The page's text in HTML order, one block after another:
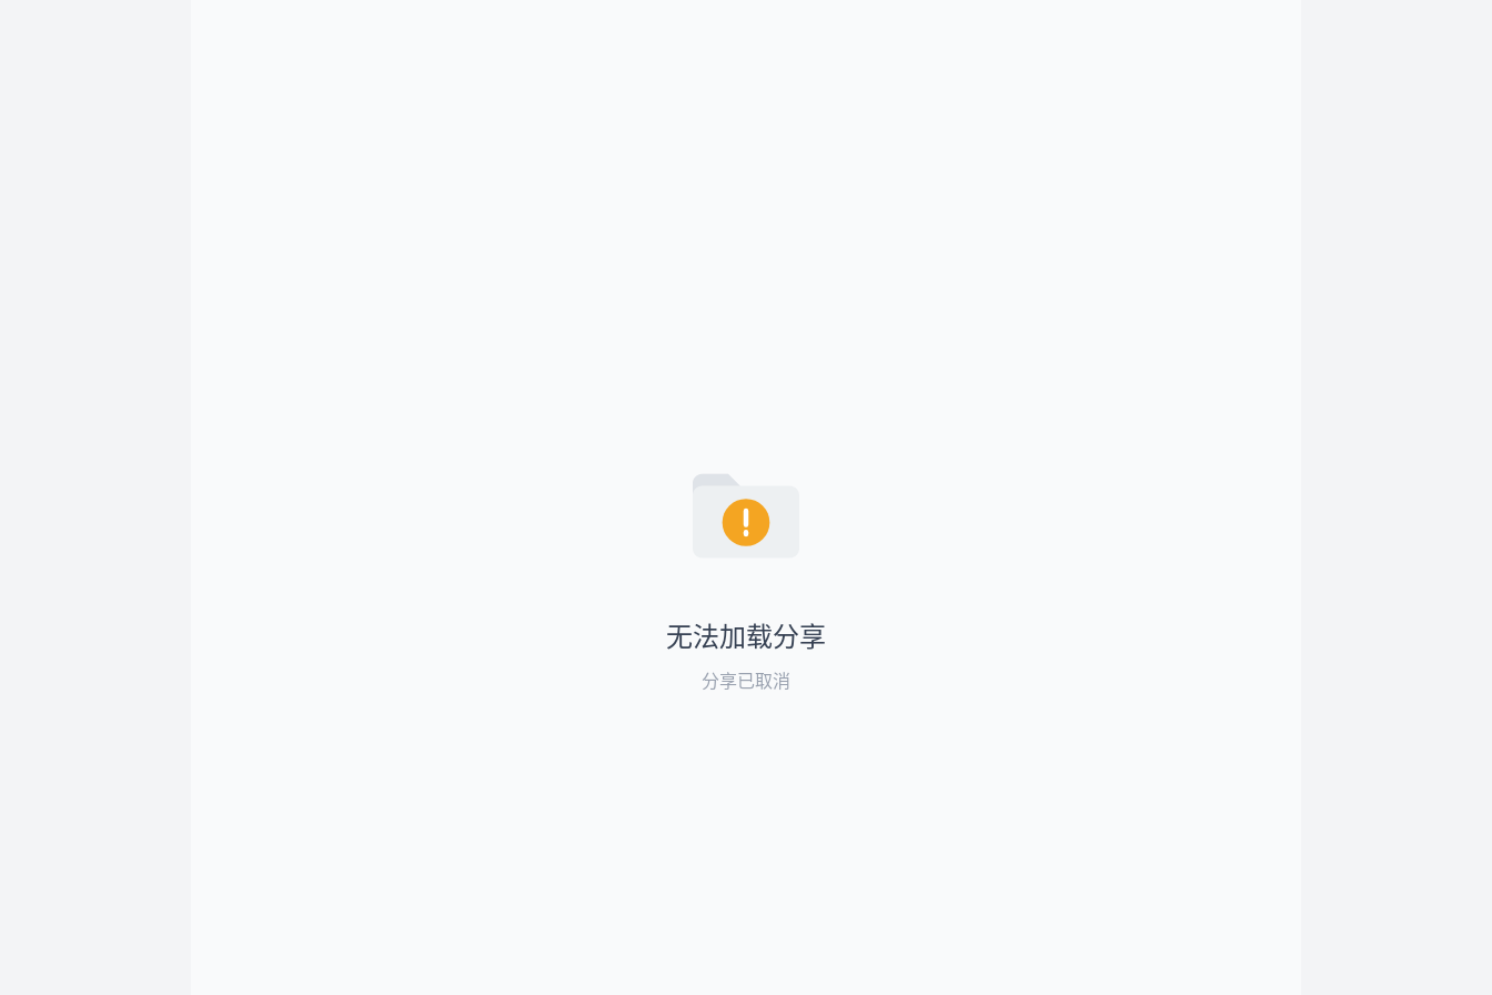
无法加载分享
分享已取消